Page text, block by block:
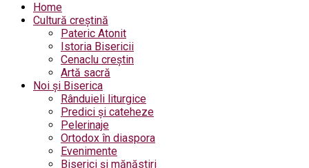
Home
Cultură creștină
Pateric Atonit
Istoria Bisericii
Cenaclu creștin
Artă sacră
Noi și Biserica
Rânduieli liturgice
Predici și cateheze
Pelerinaje
Ortodox în diaspora
Evenimente
Biserici și mănăstiri